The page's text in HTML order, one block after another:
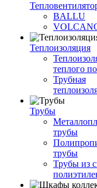
BALLU
Теплоизоляция
теплого
Трубная
Трубы
трубы
трубы
Трубы из